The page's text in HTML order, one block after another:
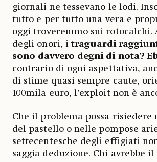
giornali ne tessevano le lodi.
tutto e per tutto una vera e
oggi troveremmo sui rotocalchi.
degli onori, itraguardi
sono davvero degni di nota?
contrario di ogni aspettativa,
di stime quasi sempre caute,
100mila euro, l’exploit non è
Che il problema possa risiedere
del pastello o nelle pompose
settecentesche degli effigiati
saggia deduzione. Chi avrebbe